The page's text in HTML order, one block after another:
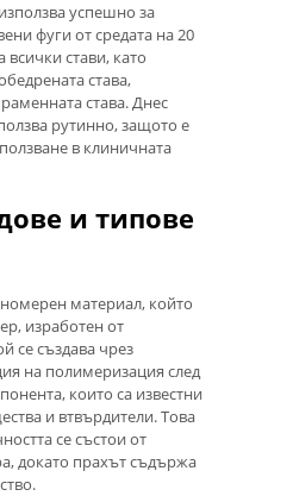
успешно за
фуги от средата на 20
всички стави, като
става,
става. Днес
рутинно, защото е
в клиничната
и типове
материал, който
изработен от
се създава чрез
на полимеризация след
които са известни
и втвърдители. Това
се състои от
докато прахът съдържа